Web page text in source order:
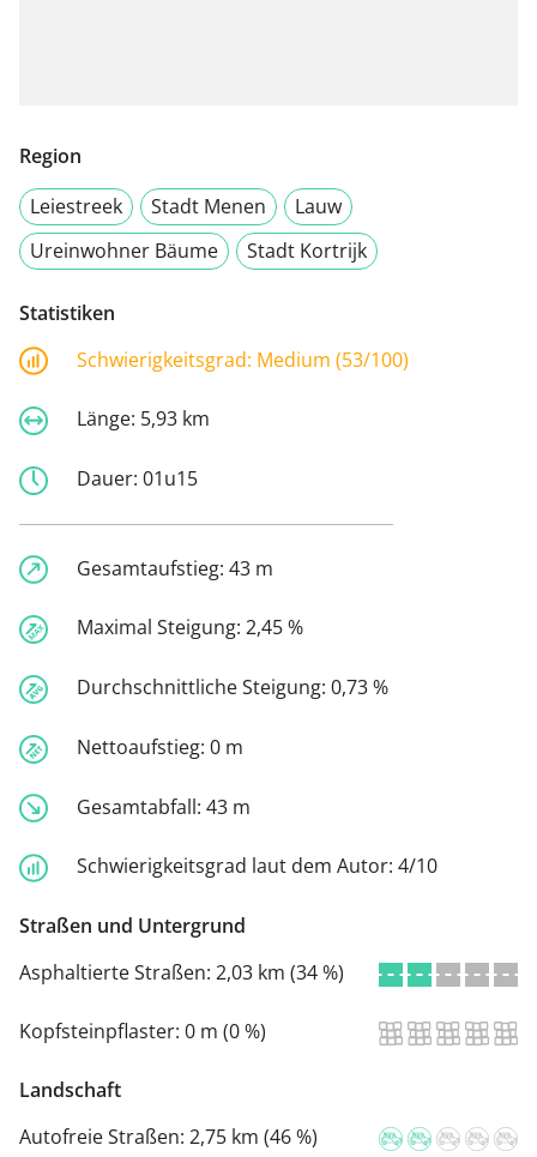
Region
Leiestreek
Stadt Menen
Lauw
Ureinwohner Bäume
Stadt Kortrijk
Statistiken
Schwierigkeitsgrad: Medium (53/100)
Länge: 5,93 km
Dauer: 01u15
Gesamtaufstieg: 43 m
Maximal Steigung: 2,45 %
Durchschnittliche Steigung: 0,73 %
Nettoaufstieg: 0 m
Gesamtabfall: 43 m
Schwierigkeitsgrad laut dem Autor: 4/10
Straßen und Untergrund
Asphaltierte Straßen: 2,03 km (34 %)
Kopfsteinpflaster: 0 m (0 %)
Landschaft
Autofreie Straßen: 2,75 km (46 %)